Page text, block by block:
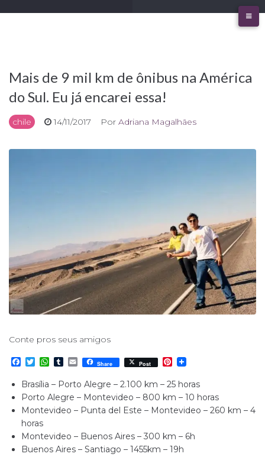
Mais de 9 mil km de ônibus na América
do Sul. Eu já encarei essa!
chile 14/11/2017 Por Adriana Magalhães
Conte pros seus amigos
F
c
e
b
o
o
k
T
i
t
t
e
W
s
A
T
m
b
l
r
E
m
a
i
l
Share Post
P
n
t
e
r
t
Brasília – Porto Alegre – 2.100 km – 25 horas
Porto Alegre – Montevideo – 800 km – 10 horas
Montevideo – Punta del Este – Montevideo – 260 km – 4
horas
Montevideo – Buenos Aires – 300 km – 6h
Buenos Aires – Santiago – 1455km – 19h